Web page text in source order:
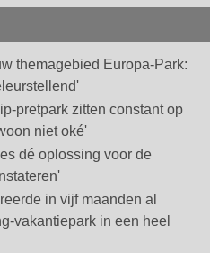
themagebied Europa-Park:
pretpark zitten constant op
niet oké'
dé oplossing voor de
in vijf maanden al
vakantiepark in een heel